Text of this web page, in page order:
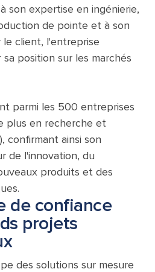
son expertise en ingénierie,
de pointe et à son
client, l'entreprise
position sur les marchés
parmi les 500 entreprises
plus en recherche et
confirmant ainsi son
de l'innovation, du
produits et des
de confiance
projets
des solutions sur mesure